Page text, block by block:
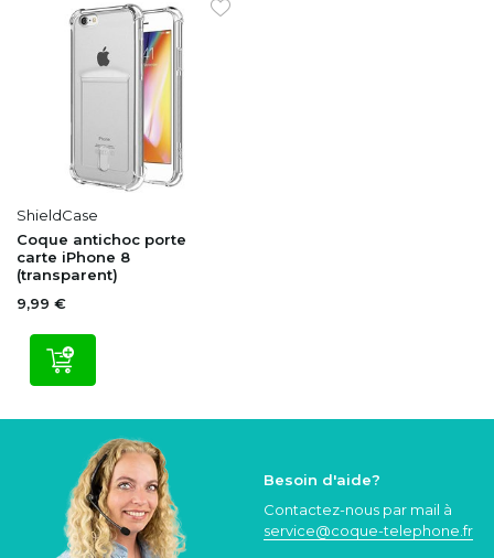
ShieldCase
Coque antichoc porte
carte iPhone 8
(transparent)
9,99 €
Besoin d'aide?
Contactez-nous par mail à
service@coque-telephone.fr